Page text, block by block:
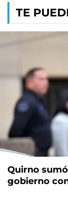
TE
Quirno
gobierno